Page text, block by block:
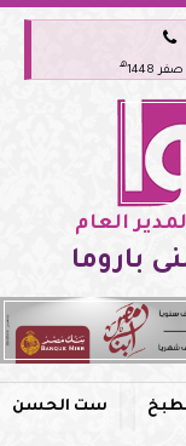

هـ
العام
باروما
ست الحسن